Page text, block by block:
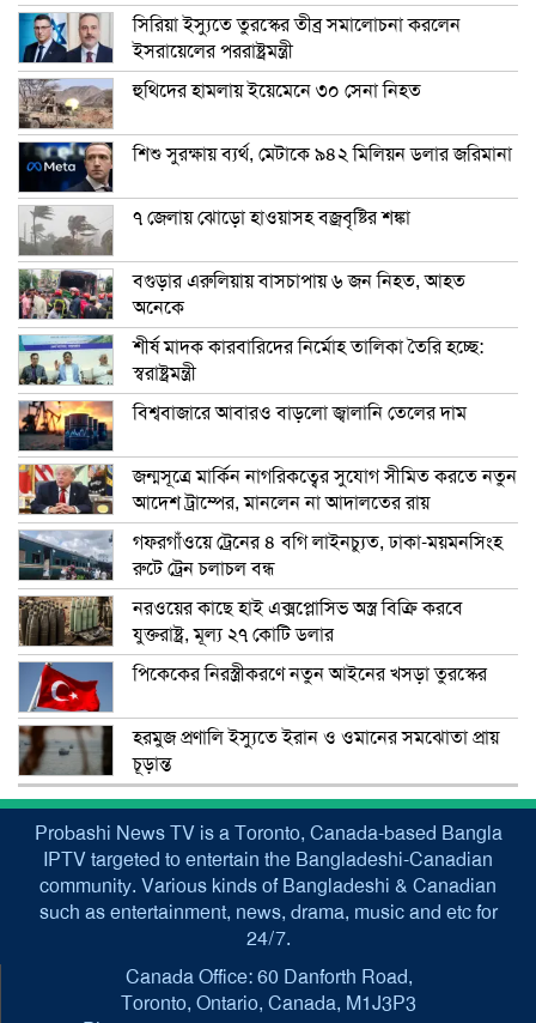
সিরিয়া ইস্যুতে তুরস্কের তীব্র সমালোচনা করলেন
ইসরায়েলের পররাষ্ট্রমন্ত্রী
হুথিদের হামলায় ইয়েমেনে ৩০ সেনা নিহত
শিশু সুরক্ষায় ব্যর্থ, মেটাকে ৯৪২ মিলিয়ন ডলার জরিমানা
৭ জেলায় ঝোড়ো হাওয়াসহ বজ্রবৃষ্টির শঙ্কা
বগুড়ার এরুলিয়ায় বাসচাপায় ৬ জন নিহত, আহত
অনেকে
শীর্ষ মাদক কারবারিদের নির্মোহ তালিকা তৈরি হচ্ছে:
স্বরাষ্ট্রমন্ত্রী
বিশ্ববাজারে আবারও বাড়লো জ্বালানি তেলের দাম
জন্মসূত্রে মার্কিন নাগরিকত্বের সুযোগ সীমিত করতে নতুন
আদেশ ট্রাম্পের, মানলেন না আদালতের রায়
গফরগাঁওয়ে ট্রেনের ৪ বগি লাইনচ্যুত, ঢাকা-ময়মনসিংহ
রুটে ট্রেন চলাচল বন্ধ
নরওয়ের কাছে হাই এক্সপ্লোসিভ অস্ত্র বিক্রি করবে
যুক্তরাষ্ট্র, মূল্য ২৭ কোটি ডলার
পিকেকের নিরস্ত্রীকরণে নতুন আইনের খসড়া তুরস্কের
হরমুজ প্রণালি ইস্যুতে ইরান ও ওমানের সমঝোতা প্রায়
চূড়ান্ত
Probashi News TV is a Toronto, Canada-based Bangla
IPTV targeted to entertain the Bangladeshi-Canadian
community. Various kinds of Bangladeshi & Canadian
such as entertainment, news, drama, music and etc for
24/7.
Canada Office: 60 Danforth Road,
Toronto, Ontario, Canada, M1J3P3